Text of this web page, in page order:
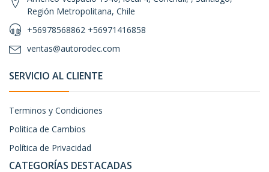
Región Metropolitana, Chile
+56978568862 +56971416858
ventas@autorodec.com
SERVICIO AL CLIENTE
Terminos y Condiciones
Politica de Cambios
Política de Privacidad
CATEGORÍAS DESTACADAS